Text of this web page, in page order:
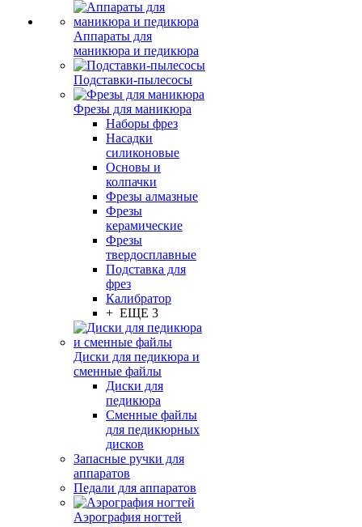
Аппараты для
маникюра и педикюра
Подставки-пылесосы
Фрезы для маникюра
Наборы фрез
Насадки
силиконовые
Основы и
колпачки
Фрезы алмазные
Фрезы
керамические
Фрезы
твердосплавные
Подставка для
фрез
Калибратор
+ ЕЩЕ 3
Диски для педикюра и
сменные файлы
Диски для
педикюра
Сменные файлы
для педикюрных
дисков
Запасные ручки для
аппаратов
Педали для аппаратов
Аэрография ногтей